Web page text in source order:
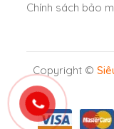
Chính sách bảo
Copyright ©